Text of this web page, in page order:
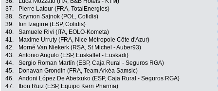
37.
Pierre Latour (FRA, TotalEnergies)
38.
Szymon Sajnok (POL, Cofidis)
39.
Ion Izagirre (ESP, Cofidis)
40.
Samuele Rivi (ITA, EOLO-Kometa)
41.
Maxime Urruty (FRA, Nice Métropole Côte d'Azur)
42.
Morné Van Niekerk (RSA, St Michel - Auber93)
43.
Antonio Angulo (ESP, Euskaltel - Euskadi)
44.
Sergio Roman Martín (ESP, Caja Rural - Seguros RGA)
45.
Donavan Grondin (FRA, Team Arkéa Samsic)
46.
Andoni López De Abetxuko (ESP, Caja Rural - Seguros RGA)
47.
Ibon Ruiz (ESP, Equipo Kern Pharma)